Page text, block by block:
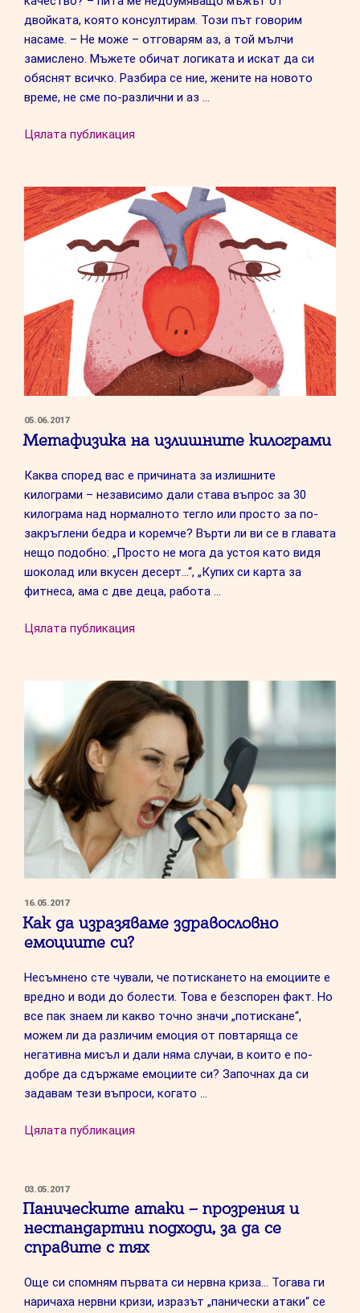
двойката, която консултирам. Този път говорим
насаме. – Не може – отговарям аз, а той мълчи
замислено. Мъжете обичат логиката и искат да си
обяснят всичко. Разбира се ние, жените на новото
време, не сме по-различни и аз …
Цялата публикация
да
видиш
най-
тъмното
си
Аз
любимия
човек”
ПУБЛИКУВАНО
НА
05.06.2017
Метафизика на излишните килограми
Каква според вас е причината за излишните
килограми – независимо дали става въпрос за 30
килограма над нормалното тегло или просто за по-
закръглени бедра и коремче? Върти ли ви се в главата
нещо подобно: „Просто не мога да устоя като видя
шоколад или вкусен десерт…“, „Купих си карта за
фитнеса, ама с две деца, работа …
Цялата публикация
килограми”
ПУБЛИКУВАНО
НА
16.05.2017
Как да изразяваме здравословно
емоциите си?
Несъмнено сте чували, че потискането на емоциите е
вредно и води до болести. Това е безспорен факт. Но
все пак знаем ли какво точно значи „потискане“,
можем ли да различим емоция от повтаряща се
негативна мисъл и дали няма случаи, в които е по-
добре да сдържаме емоциите си? Започнах да си
задавам тези въпроси, когато …
Цялата публикация
емоциите
си?”
ПУБЛИКУВАНО
НА
03.05.2017
Паническите атаки – прозрения и
нестандартни подходи, за да се
справите с тях
Още си спомням първата си нервна криза… Тогава ги
наричаха нервни кризи, изразът „панически атаки“ се